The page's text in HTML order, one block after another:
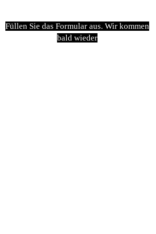
Füllen Sie das Formular aus. Wir kommen
bald wieder